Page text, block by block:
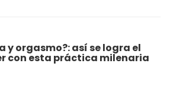
y orgasmo?: así se logra el
con esta práctica milenaria